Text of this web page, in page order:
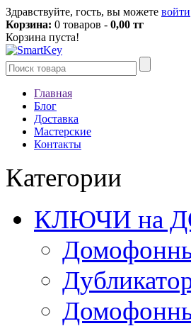
Здравствуйте, гость, вы можете войти
Корзина: 0 товаров - 0,00 тг
Корзина пуста!
Главная
Блог
Доставка
Мастерские
Контакты
Категории
КЛЮЧИ на